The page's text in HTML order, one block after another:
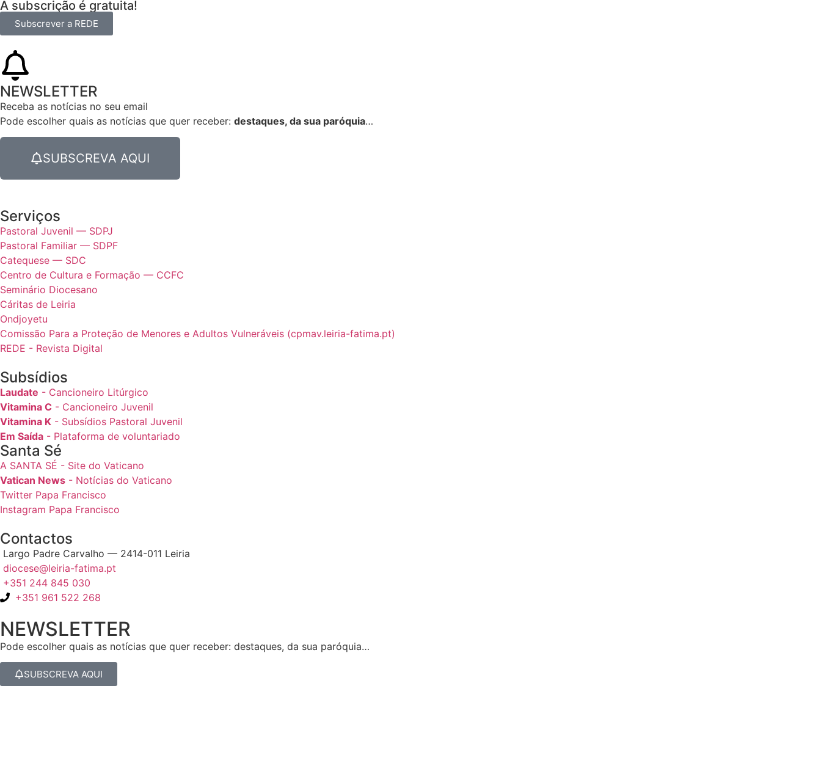
A subscrição é gratuita!
Subscrever a REDE
NEWSLETTER
Receba as notícias no seu email​
Pode escolher quais as notícias que quer receber: destaques, da sua paróquia…
SUBSCREVA AQUI
Serviços
Pastoral Juvenil — SDPJ
Pastoral Familiar — SDPF
Catequese — SDC
Centro de Cultura e Formação — CCFC
Seminário Diocesano
Cáritas de Leiria
Ondjoyetu
Comissão Para a Proteção de Menores e Adultos Vulneráveis (cpmav.leiria-fatima.pt)
REDE - Revista Digital
Subsídios
Laudate - Cancioneiro Litúrgico
Vitamina C - Cancioneiro Juvenil
Vitamina K - Subsídios Pastoral Juvenil
Em Saída - Plataforma de voluntariado
Santa Sé
A SANTA SÉ - Site do Vaticano
Vatican News - Notícias do Vaticano
Twitter Papa Francisco
Instagram Papa Francisco
Contactos
Largo Padre Carvalho — 2414-011 Leiria
diocese@leiria-fatima.pt
+351 244 845 030
+351 961 522 268
NEWSLETTER
Pode escolher quais as notícias que quer receber: destaques, da sua paróquia…
SUBSCREVA AQUI